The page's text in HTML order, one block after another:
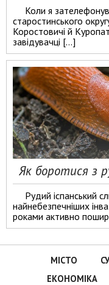
Коли я
старостинського
Коростовичі й
завідувачці […]
Як боротися з
Рудий іспанський
найнебезпечніших
роками активно
МІСТО
ЕКОНОМІКА